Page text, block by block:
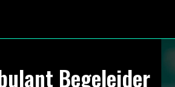
Begeleider